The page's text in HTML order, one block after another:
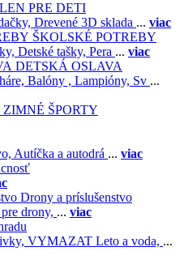
PRE DETI
Drevené 3D sklada ... viac
ŠKOLSKÉ POTREBY
Detské tašky, Pera ... viac
DETSKÁ OSLAVA
Balóny , Lampióny, Sv ...
ZIMNÉ ŠPORTY
Autíčka a autodrá ... viac
Drony a príslušenstvo
drony, ... viac
VYMAZAT Leto a voda, ...